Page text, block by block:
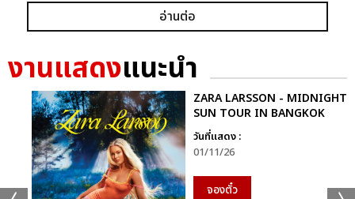
อ่านต่อ
งานแสดงแนะนำ
ZARA LARSSON - MIDNIGHT
SUN TOUR IN BANGKOK
วันที่แสดง :
01/11/26
จองตั๋ว